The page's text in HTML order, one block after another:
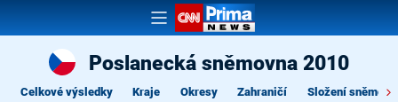
Poslanecká sněmovna 2010
Celkové výsledky Kraje Okresy Zahraničí Složení